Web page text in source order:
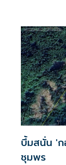
บึ้มสนั่น 'ก
ชุมพร